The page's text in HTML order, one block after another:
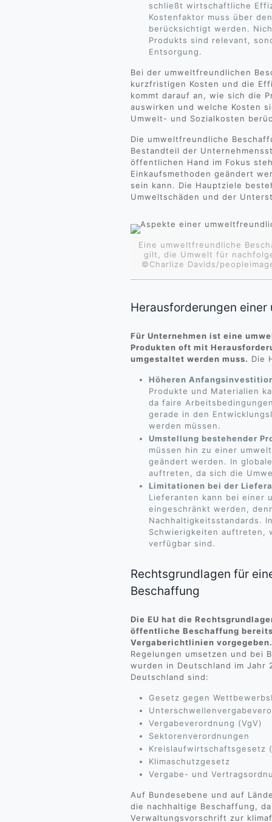
schließt wirtschaftliche
Kostenfaktor muss über
berücksichtigt werden.
Produkts sind relevant,
Entsorgung.
Bei der umweltfreundlichen
kurzfristigen Kosten und die
kommt darauf an, wie sich die
auswirken und welche Kosten
Umwelt- und Sozialkosten
Die umweltfreundliche
Bestandteil der
öffentlichen Hand im Fokus
Einkaufsmethoden geändert
sein kann. Die Hauptziele
Umweltschäden und der
Eine umweltfreundliche
gilt, die Umwelt für
©Charlize Davids/
Herausforderungen
Für Unternehmen ist eine
Produkten oft mit
umgestaltet werden muss. Die
Höheren
Produkte und Materialien
da faire
gerade in den
werden müssen.
Umstellung bestehender
müssen hin zu einer
geändert werden. In
auftreten, da sich die
Limitationen bei der
Lieferanten kann bei einer
eingeschränkt werden,
Nachhaltigkeitsstandards.
Schwierigkeiten auftreten,
verfügbar sind.
Rechtsgrundlagen für
Beschaffung
Die EU hat die
öffentliche Beschaffung
Vergaberichtlinien
Regelungen umsetzen und bei
wurden in Deutschland im Jahr
Deutschland sind:
Gesetz gegen
Vergabeverordnung (VgV)
Sektorenverordnungen
Kreislaufwirtschaftsgesetz
Klimaschutzgesetz
Vergabe- und
Auf Bundesebene und auf
die nachhaltige Beschaffung,
Verwaltungsvorschrift zur